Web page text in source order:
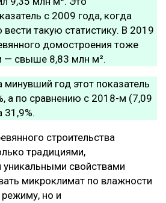
с 2009 года, когда
такую статистику. В 2019
домостроения тоже
— свыше 8,83 млн м².
год этот показатель
а по сравнению с 2018-м (7,09
31,9%.
строительства
традициями,
уникальными свойствами
микроклимат по влажности
но и